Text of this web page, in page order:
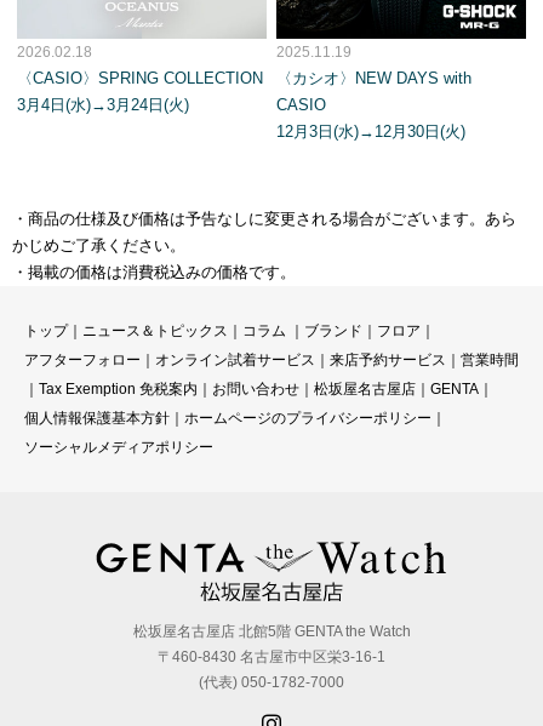
2026.02.18
〈CASIO〉SPRING COLLECTION
3月4日(水)→3月24日(火)
2025.11.19
〈カシオ〉NEW DAYS with
CASIO
12月3日(水)→12月30日(火)
・商品の仕様及び価格は予告なしに変更される場合がございます。あら
かじめご了承ください。
・掲載の価格は消費税込みの価格です。
トップ｜ ニュース＆トピックス コラム ｜ ブランド フロア
アフターフォロー
オンライン試着サービス 来店予約サービス
営業時間
Tax Exemption 免税案内 お問い合わせ 松坂屋名古屋店 GENTA
個人情報保護基本方針
ホームページのプライバシーポリシー
ソーシャルメディアポリシー
松坂屋名古屋店 北館5階 GENTA the Watch
〒460-8430 名古屋市中区栄3-16-1
(代表) 050-1782-7000